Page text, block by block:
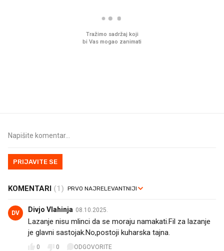
PRIJAVITE SE
KOMENTARI (1)
DV Divjo Vlahinja 08.10.2025.
Lazanje nisu mlinci da se moraju namakati.Fil za lazanje
je glavni sastojak.No,postoji kuharska tajna.
0 0 ODGOVORITE